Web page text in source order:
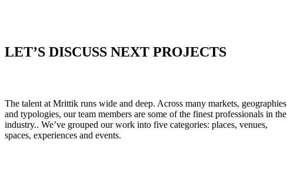
LET’S DISCUSS NEXT PROJECTS
The talent at Mrittik runs wide and deep. Across many markets, geographies
and typologies, our team members are some of the finest professionals in the
industry.. We’ve grouped our work into five categories: places, venues,
spaces, experiences and events.